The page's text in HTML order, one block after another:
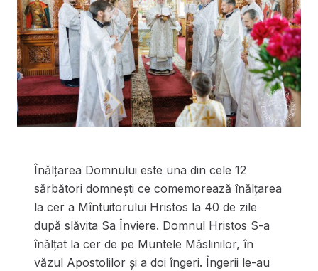
Înălțarea Domnului este una din cele 12
sărbători domnești ce comemorează înălțarea
la cer a Mîntuitorului Hristos la 40 de zile
după slăvita Sa Înviere. Domnul Hristos S-a
înălțat la cer de pe Muntele Măslinilor, în
văzul Apostolilor și a doi îngeri. Îngerii le-au